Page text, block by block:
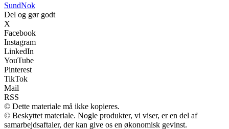
SundNok
Del og gør godt
X
Facebook
Instagram
LinkedIn
YouTube
Pinterest
TikTok
Mail
RSS
© Dette materiale må ikke kopieres.
© Beskyttet materiale. Nogle produkter, vi viser, er en del af
samarbejdsaftaler, der kan give os en økonomisk gevinst.